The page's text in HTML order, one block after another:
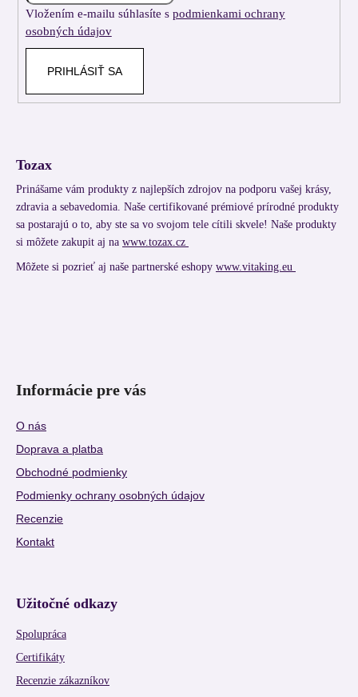
Vložením e-mailu súhlasíte s podmienkami ochrany
osobných údajov
PRIHLÁSIŤ SA
Tozax
Prinášame vám produkty z najlepších zdrojov na podporu vašej krásy,
zdravia a sebavedomia. Naše certifikované prémiové prírodné produkty
sa postarajú o to, aby ste sa vo svojom tele cítili skvele! Naše produkty
si môžete zakupit aj na www.tozax.cz
Môžete si pozrieť aj naše partnerské eshopy www.vitaking.eu
Informácie pre vás
O nás
Doprava a platba
Obchodné podmienky
Podmienky ochrany osobných údajov
Recenzie
Kontakt
Užitočné odkazy
Spolupráca
Certifikáty
Recenzie zákazníkov